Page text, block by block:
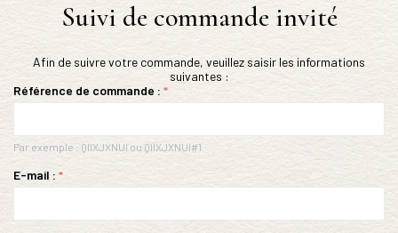
Suivi de commande invité
Afin de suivre votre commande, veuillez saisir les informations
suivantes :
Référence de commande :
Par exemple : QIIXJXNUI ou QIIXJXNUI#1
E-mail :